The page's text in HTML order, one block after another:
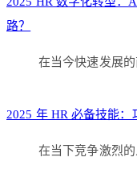
路？
在当今快速发展
2025 年 HR 必备技能
在当下竞争激烈